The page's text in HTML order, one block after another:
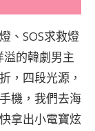
、SOS求救燈
的韓劇男主
，四段光源，
機，我們去海
拿出小電寶炫